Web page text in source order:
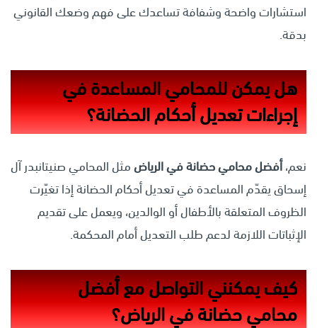
استشارات واضحة وشفافة تساعدك على فهم وضعك القانوني
بدقة.
هل يمكن للمحامي المساعدة في
إجراءات تعديل أحكام الحضانة؟
نعم،أفضل محامي حضانة في الرياضمثل المحامي صنيتانبدر آل
إسحاق يقدّم المساعدة في تعديل أحكام الحضانة إذا تغيّرت
الظروف المتعلقة بالأطفال أو الوالدين، ويعمل على تقديم
الإثباتات اللازمة لدعم طلب التعديل أمام المحكمة.
كيف يمكنني التواصل معأفضل
محامي حضانة في الرياض؟